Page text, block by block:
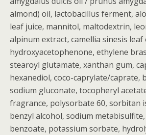
almond) oil, lactobacillus ferment,
leaf juice, mannitol, maltodextrin,
alpinum extract, camellia sinesis leaf
hydroxyacetophenone, ethylene
stearoyl glutamate, xanthan gum,
hexanediol, coco-caprylate/caprate,
sodium gluconate, tocopheryl
fragrance, polysorbate 60, sorbitan
benzyl alcohol, sodium
benzoate, potassium sorbate,